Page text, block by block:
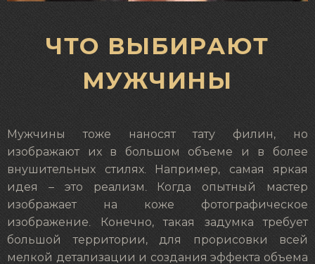
ЧТО ВЫБИРАЮТ
МУЖЧИНЫ
Мужчины тоже наносят тату филин, но
изображают их в большом объеме и в более
внушительных стилях. Например, самая яркая
идея – это реализм. Когда опытный мастер
изображает на коже фотографическое
изображение. Конечно, такая задумка требует
большой территории, для прорисовки всей
мелкой детализации и создания эффекта объема